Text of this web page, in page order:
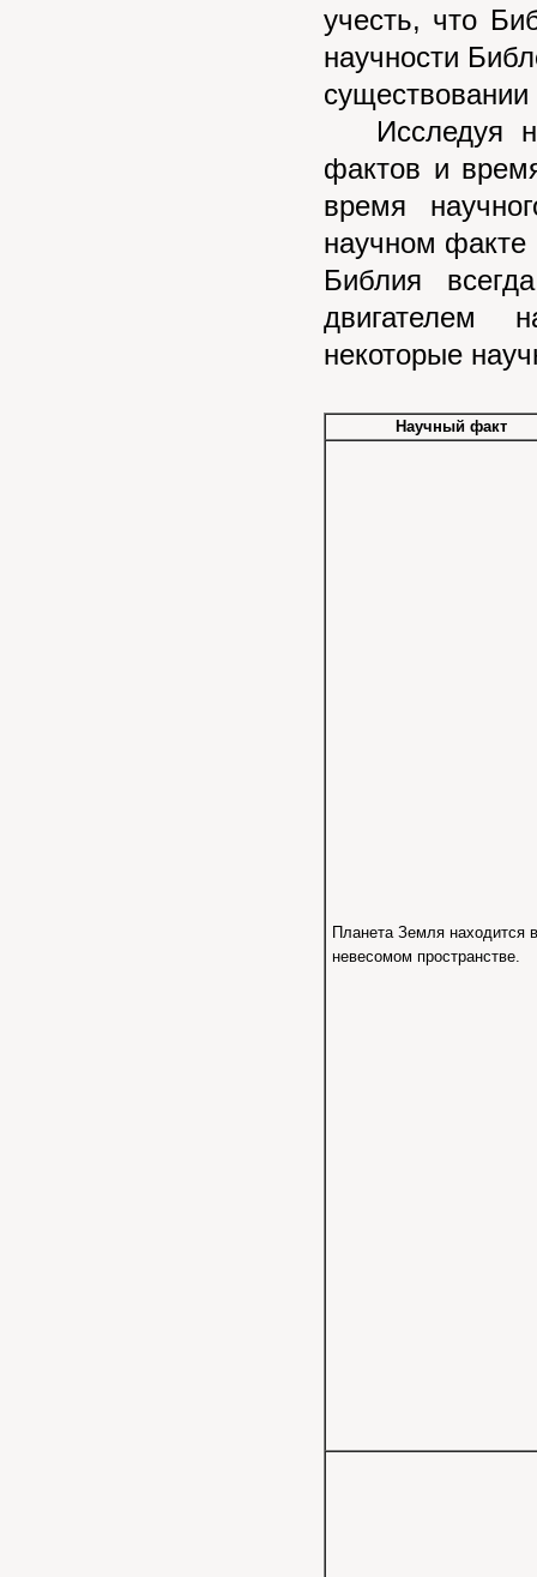
учесть, что
научности
существовании
Исследуя
фактов и
время
научном факте
Библия
двигателем
некоторые
Научный факт
Планета Земля находится в
невесомом пространстве.